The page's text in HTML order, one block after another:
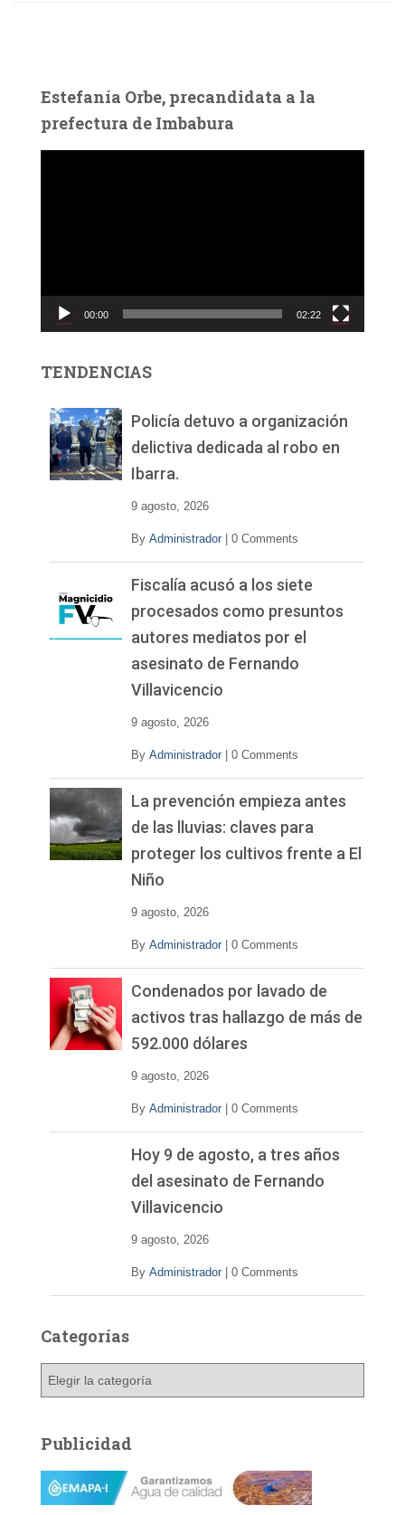
Estefanía Orbe, precandidata a la
prefectura de Imbabura
c
d
00:00 02:22
TENDENCIAS
Policía detuvo a organización
delictiva dedicada al robo en
Ibarra.
9 agosto, 2026
By Administrador 0 Comments
Fiscalía acusó a los siete
procesados como presuntos
autores mediatos por el
asesinato de Fernando
Villavicencio
9 agosto, 2026
By Administrador 0 Comments
La prevención empieza antes
de las lluvias: claves para
proteger los cultivos frente a El
Niño
9 agosto, 2026
By Administrador 0 Comments
Condenados por lavado de
activos tras hallazgo de más de
592.000 dólares
9 agosto, 2026
By Administrador 0 Comments
Hoy 9 de agosto, a tres años
del asesinato de Fernando
Villavicencio
9 agosto, 2026
By Administrador 0 Comments
Categorías
g
o
Publicidad